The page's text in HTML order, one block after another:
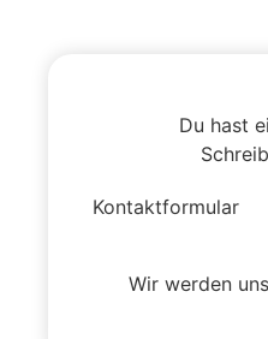
Du hast
Kontaktformular
Wir werden